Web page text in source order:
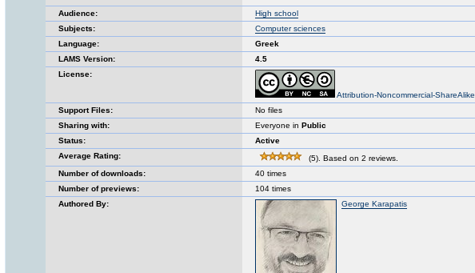
Audience:
High school
Subjects:
Computer sciences
Language:
Greek
LAMS Version:
4.5
License:
Attribution-Noncommercial-ShareAlike
Support Files:
No files
Sharing with:
Everyone in Public
Status:
Active
Average Rating:
(5). Based on 2 reviews.
Number of downloads:
40 times
Number of previews:
104 times
Authored By:
George Karapatis